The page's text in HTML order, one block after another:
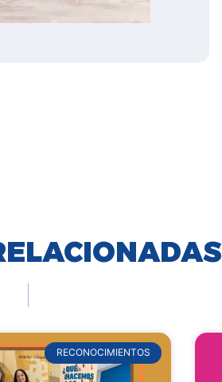
RECONOCIMIENTOS